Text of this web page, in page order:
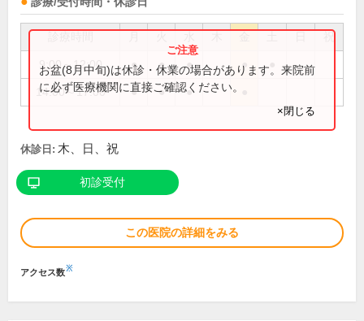
祝
9:00～12:00 ● ● ● ●
14:00～17:00 ● ● ●
お盆(8月中旬)は休診・休業の場合があります。来院前
に必ず医療機関に直接ご確認ください。
×閉じる
休診日: 木、日、祝
初診受付
この医院の詳細をみる
アクセス数※